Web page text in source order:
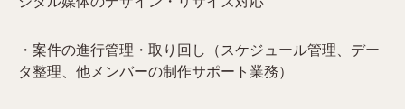
・案件の進行管理・取り回し（スケジュール管理、デー
タ整理、他メンバーの制作サポート業務）